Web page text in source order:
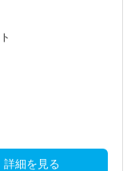
詳細を見る